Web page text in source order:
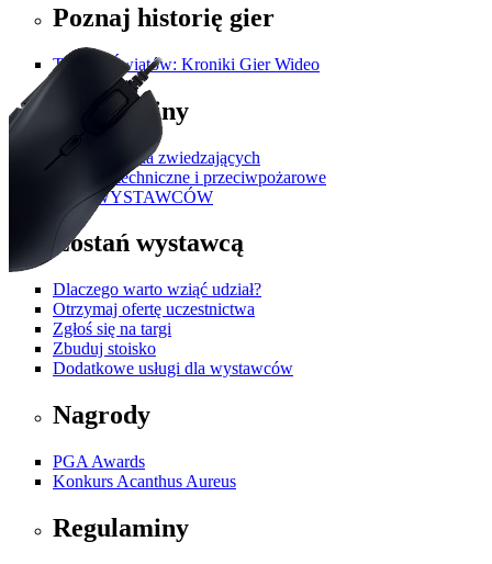
Poznaj historię gier
Twórcy Światów: Kroniki Gier Wideo
Regulaminy
Regulamin dla zwiedzających
Przepisy techniczne i przeciwpożarowe
DLA WYSTAWCÓW
Zostań wystawcą
Dlaczego warto wziąć udział?
Otrzymaj ofertę uczestnictwa
Zgłoś się na targi
Zbuduj stoisko
Dodatkowe usługi dla wystawców
Nagrody
PGA Awards
Konkurs Acanthus Aureus
Regulaminy